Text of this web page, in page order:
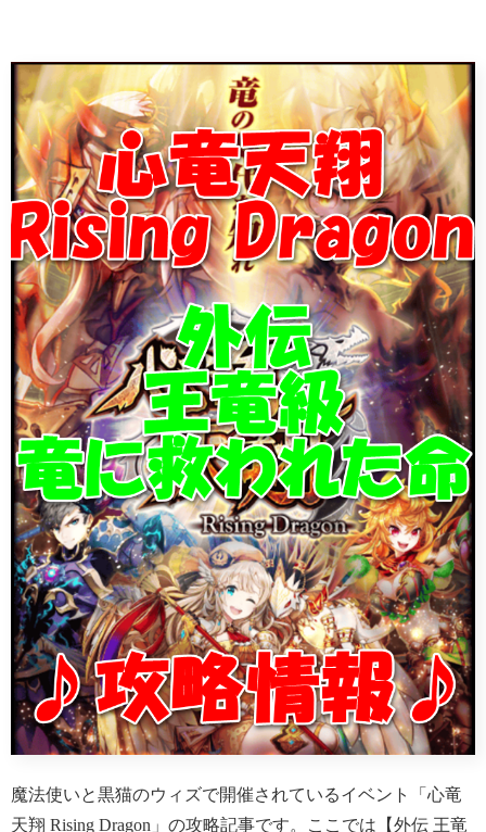
魔法使いと黒猫のウィズで開催されているイベント「心竜
天翔 Rising Dragon」の攻略記事です。ここでは【外伝 王竜